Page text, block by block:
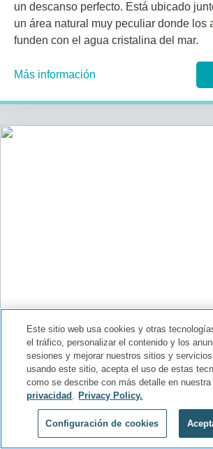
un descanso perfecto. Está ubicado
un área natural muy peculiar donde los
funden con el agua cristalina del mar.
Más información
Este sitio web usa cookies y otras
el tráfico, personalizar el contenido y los
sesiones y mejorar nuestros sitios y
usando este sitio, acepta el uso de estas
como se describe con más detalle en nuestra
privacidad . Privacy Policy.
Configuración de cookies